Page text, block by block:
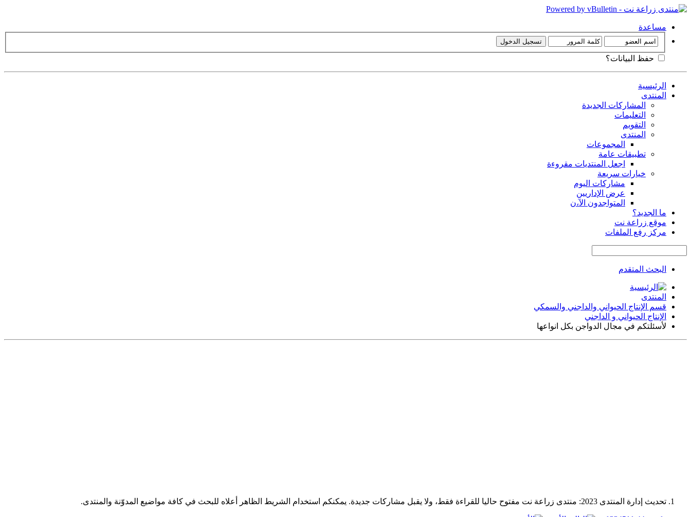
مساعدة
حفظ البيانات؟
الرئيسية
المنتدى
المشاركات الجديدة
التعليمات
التقويم
المنتدى
المجموعات
تطبيقات عامة
اجعل المنتديات مقروءة
خيارات سريعة
مشاركات اليوم
عرض الإداريين
المتواجدون الآ،ن
ما الجديد؟
موقع زراعة نت
مركز رفع الملفات
البحث المتقدم
المنتدى
قسم الإنتاج الحيواني والداجني والسمكي
الإنتاج الحيواني و الداجني
لأسئلتكم في مجال الدواجن بكل انواعها
تحديث إدارة المنتدى 2023: منتدى زراعة نت مفتوح حاليا للقراءة فقط، ولا يقبل مشاركات جديدة. يمكنكم استخدام الشريط الظاهر أعلاه للبحث في كافة مواضيع المدوّنة والمنتدى.